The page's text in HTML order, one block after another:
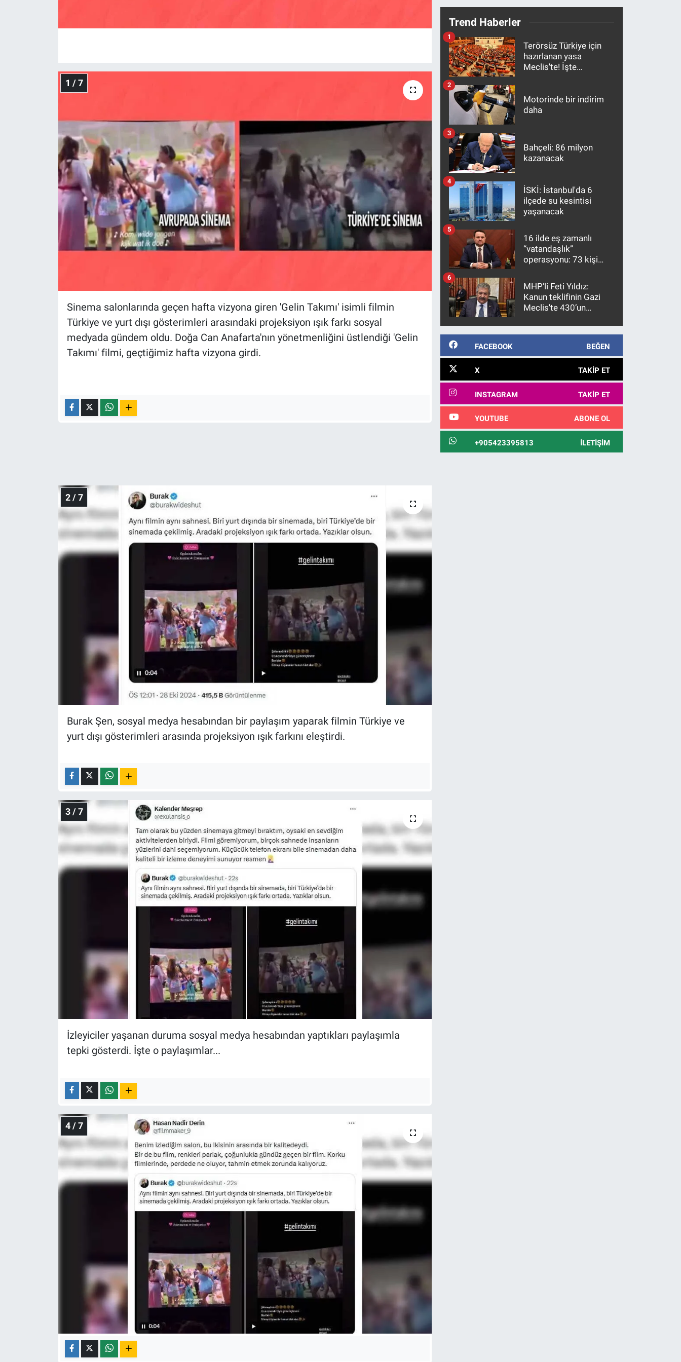
1 / 7
Sinema salonlarında geçen hafta vizyona giren 'Gelin Takımı' isimli filmin
Türkiye ve yurt dışı gösterimleri arasındaki projeksiyon ışık farkı sosyal
medyada gündem oldu. Doğa Can Anafarta'nın yönetmenliğini üstlendiği 'Gelin
Takımı' filmi, geçtiğimiz hafta vizyona girdi.
2 / 7
Burak Şen, sosyal medya hesabından bir paylaşım yaparak filmin Türkiye ve
yurt dışı gösterimleri arasında projeksiyon ışık farkını eleştirdi.
3 / 7
İzleyiciler yaşanan duruma sosyal medya hesabından yaptıkları paylaşımla
tepki gösterdi. İşte o paylaşımlar...
4 / 7
Trend Haberler
Terörsüz Türkiye için
hazırlanan yasa
Meclis'te! İşte
1
Motorinde bir indirim
daha
2
Bahçeli: 86 milyon
kazanacak
3
İSKİ: İstanbul'da 6
ilçede su kesintisi
yaşanacak
4
16 ilde eş zamanlı
“vatandaşlık”
operasyonu: 73 kişi
5
MHP’li Feti Yıldız:
Kanun teklifinin Gazi
Meclis'te 430’un
kanunlaşacağı
6
FACEBOOK BEĞEN
X TAKIP ET
INSTAGRAM TAKIP ET
YOUTUBE ABONE OL
+905423395813 İLETIŞIM
Koronavirüs
Kültür Sanat
Ne demişti
Türkiye'nin Gündemi
Canlı Yayın